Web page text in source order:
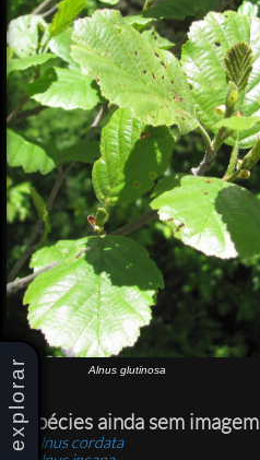
explorar Alnus glutinosa
Espécies ainda sem imagem
Alnus cordata